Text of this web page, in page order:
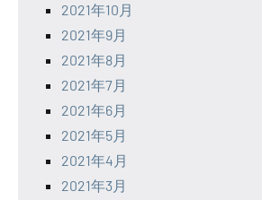
2021年10月
2021年9月
2021年8月
2021年7月
2021年6月
2021年5月
2021年4月
2021年3月